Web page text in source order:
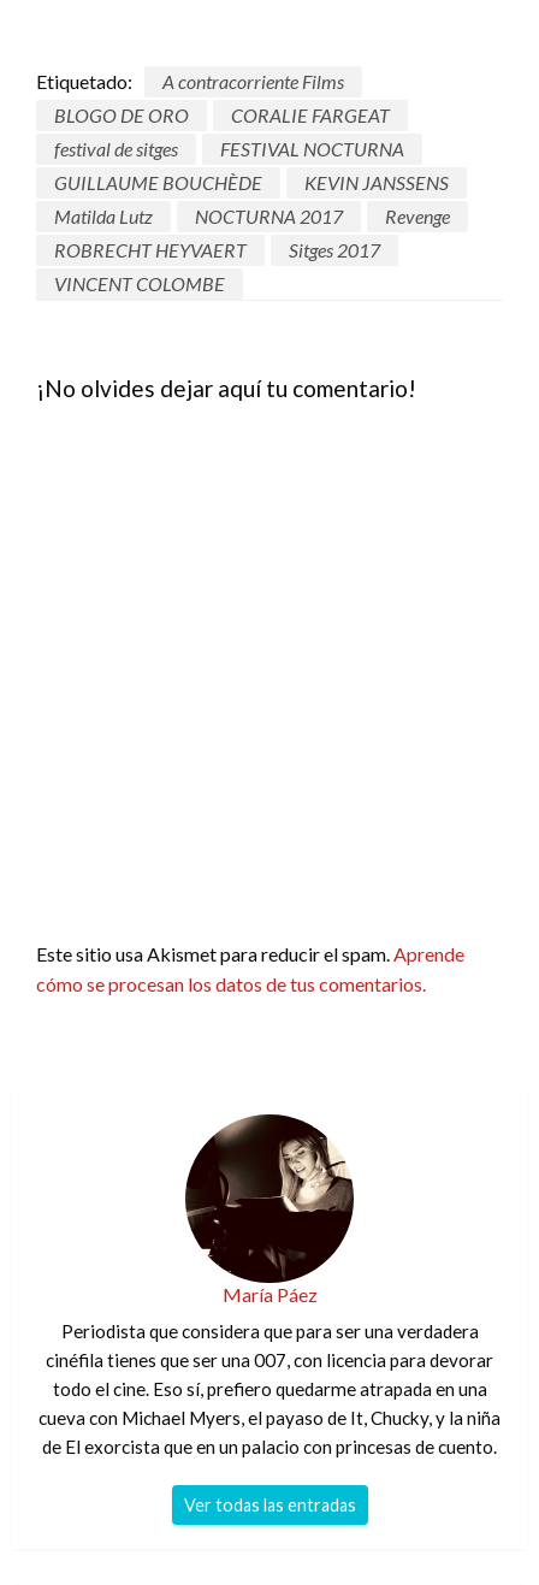
Etiquetado:
A contracorriente Films
BLOGO DE ORO
CORALIE FARGEAT
festival de sitges
FESTIVAL NOCTURNA
GUILLAUME BOUCHÈDE
KEVIN JANSSENS
Matilda Lutz
NOCTURNA 2017
Revenge
ROBRECHT HEYVAERT
Sitges 2017
VINCENT COLOMBE
¡No olvides dejar aquí tu comentario!
Este sitio usa Akismet para reducir el spam. Aprende
cómo se procesan los datos de tus comentarios.
María Páez
Periodista que considera que para ser una verdadera
cinéfila tienes que ser una 007, con licencia para devorar
todo el cine. Eso sí, prefiero quedarme atrapada en una
cueva con Michael Myers, el payaso de It, Chucky, y la niña
de El exorcista que en un palacio con princesas de cuento.
Ver todas las entradas